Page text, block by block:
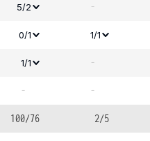
5/2 -
0/1 1/1
1/1 -
- -
100/76 2/5